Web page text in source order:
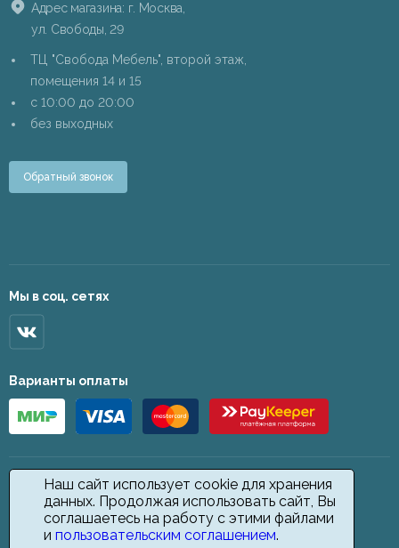
Наш сайт использует cookie для хранения
данных. Продолжая использовать сайт, Вы
соглашаетесь на работу с этими файлами
и пользовательским соглашением.
Адрес магазина: г. Москва,
ул. Свободы, 29
ТЦ "Свобода Мебель", второй этаж,
помещения 14 и 15
c 10:00 до 20:00
без выходных
Обратный звонок
Мы в соц. сетях
Варианты оплаты